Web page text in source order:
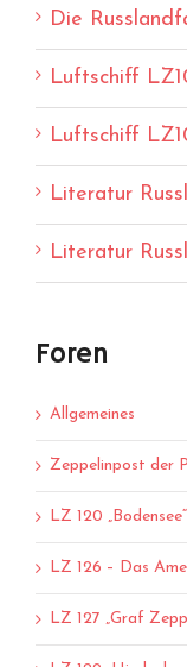
Die
Luftschiff
Luftschiff
Literatur
Literatur
Foren
Allgemeines
Zeppelinpost der
LZ 120 „Bodensee“
LZ 126 – Das
LZ 127 „Graf